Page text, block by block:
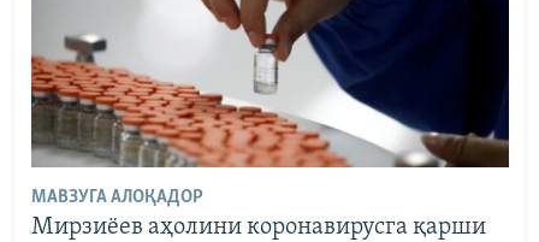
МАВЗУГА АЛОҚАДОР
Мирзиёев аҳолини коронавирусга қарши